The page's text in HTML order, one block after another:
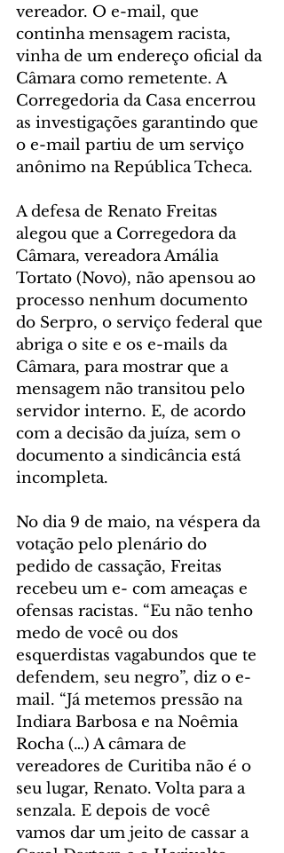
vereador. O e-mail, que
continha mensagem racista,
vinha de um endereço oficial da
Câmara como remetente. A
Corregedoria da Casa encerrou
as investigações garantindo que
o e-mail partiu de um serviço
anônimo na República Tcheca.
A defesa de Renato Freitas
alegou que a Corregedora da
Câmara, vereadora Amália
Tortato (Novo), não apensou ao
processo nenhum documento
do Serpro, o serviço federal que
abriga o site e os e-mails da
Câmara, para mostrar que a
mensagem não transitou pelo
servidor interno. E, de acordo
com a decisão da juíza, sem o
documento a sindicância está
incompleta.
No dia 9 de maio, na véspera da
votação pelo plenário do
pedido de cassação, Freitas
recebeu um e- com ameaças e
ofensas racistas. “Eu não tenho
medo de você ou dos
esquerdistas vagabundos que te
defendem, seu negro”, diz o e-
mail. “Já metemos pressão na
Indiara Barbosa e na Noêmia
Rocha (…) A câmara de
vereadores de Curitiba não é o
seu lugar, Renato. Volta para a
senzala. E depois de você
vamos dar um jeito de cassar a